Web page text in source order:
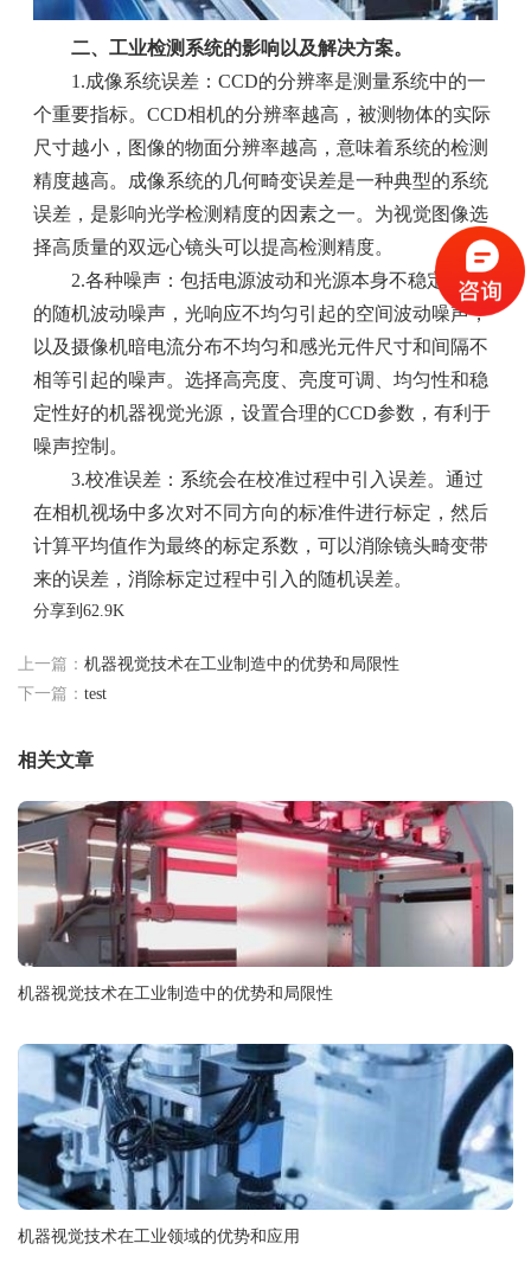
二、工业检测系统的影响以及解决方案。
1.成像系统误差：CCD的分辨率是测量系统中的一
个重要指标。CCD相机的分辨率越高，被测物体的实际
尺寸越小，图像的物面分辨率越高，意味着系统的检测
精度越高。成像系统的几何畸变误差是一种典型的系统
误差，是影响光学检测精度的因素之一。为视觉图像选
择高质量的双远心镜头可以提高检测精度。
2.各种噪声：包括电源波动和光源本身不稳定引起
的随机波动噪声，光响应不均匀引起的空间波动噪声，
以及摄像机暗电流分布不均匀和感光元件尺寸和间隔不
相等引起的噪声。选择高亮度、亮度可调、均匀性和稳
定性好的机器视觉光源，设置合理的CCD参数，有利于
噪声控制。
3.校准误差：系统会在校准过程中引入误差。通过
在相机视场中多次对不同方向的标准件进行标定，然后
计算平均值作为最终的标定系数，可以消除镜头畸变带
来的误差，消除标定过程中引入的随机误差。
分享到62.9K
上一篇： 机器视觉技术在工业制造中的优势和局限性
下一篇： test
相关文章
机器视觉技术在工业制造中的优势和局限性
机器视觉技术在工业领域的优势和应用